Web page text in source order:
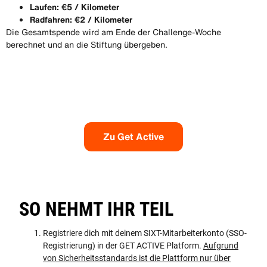
Laufen: €5 / Kilometer
Radfahren: €2 / Kilometer
Die Gesamtspende wird am Ende der Challenge-Woche
berechnet und an die Stiftung übergeben.
SO NEHMT IHR TEIL
Registriere dich mit deinem SIXT-Mitarbeiterkonto (SSO-
Registrierung) in der GET ACTIVE Platform. Aufgrund
von Sicherheitsstandards ist die Plattform nur über
Zu Get Active